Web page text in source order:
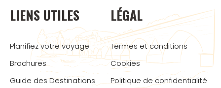
LIENS UTILES
Planifiez votre voyage
Brochures
Guide des Destinations
LÉGAL
Termes et conditions
Cookies
Politique de confidentialité